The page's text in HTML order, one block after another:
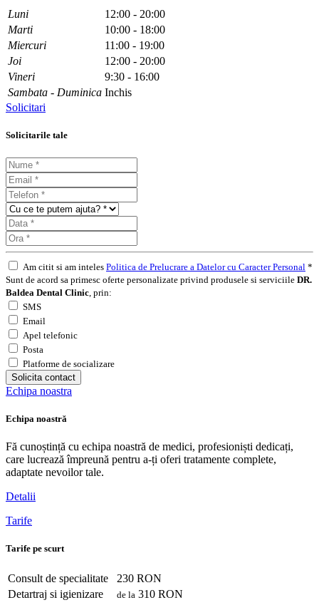
Luni
12:00 - 20:00
Marti
10:00 - 18:00
Miercuri
11:00 - 19:00
Joi
12:00 - 20:00
Vineri
9:30 - 16:00
Sambata - Duminica Inchis
Solicitari
Solicitarile tale
Am citit si am inteles Politica de Prelucrare a Datelor cu Caracter Personal *
Sunt de acord sa primesc oferte personalizate privind produsele si serviciile DR.
Baldea Dental Clinic , prin:
SMS
Email
Apel telefonic
Posta
Platforme de socializare
Solicita contact
Echipa noastra
Echipa noastră
Fă cunoștință cu echipa noastră de medici, profesioniști dedicați,
care lucrează împreună pentru a-ți oferi tratamente complete,
adaptate nevoilor tale.
Detalii
Tarife
Tarife pe scurt
Consult de specialitate
230 RON
Detartraj si igienizare
de la 310 RON